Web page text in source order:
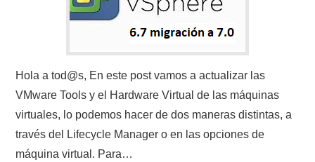
Hola a tod@s, En este post vamos a actualizar las
VMware Tools y el Hardware Virtual de las máquinas
virtuales, lo podemos hacer de dos maneras distintas, a
través del Lifecycle Manager o en las opciones de
máquina virtual. Para…